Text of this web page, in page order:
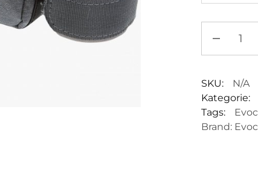
SKU:
N/A
Kategorie:
Tags:
Evoc
Brand: Evoc